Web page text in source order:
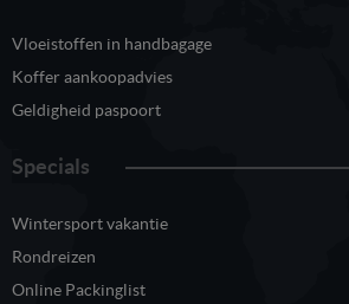
Vloeistoffen in handbagage
Koffer aankoopadvies
Geldigheid paspoort
Specials
Wintersport vakantie
Rondreizen
Online Packinglist